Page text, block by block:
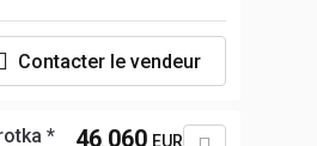
Contacter le vendeur
*
46 060 EUR